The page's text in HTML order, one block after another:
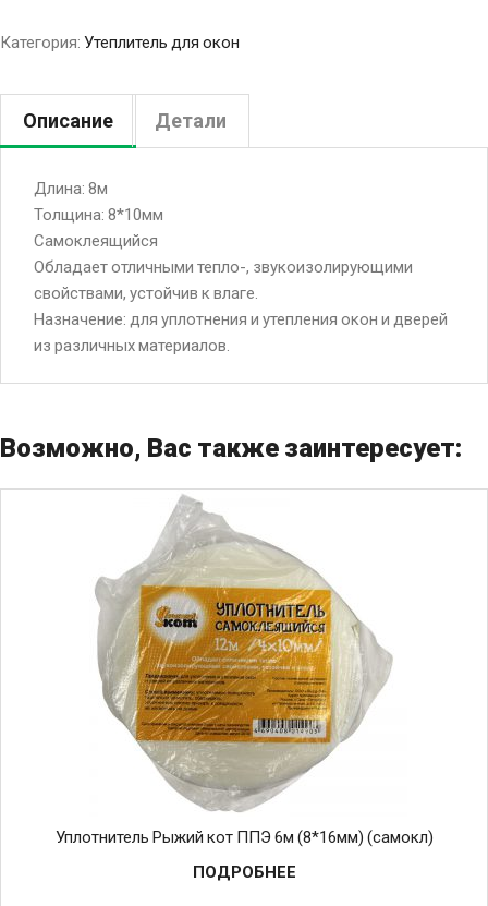
Категория: Утеплитель для окон
Описание Детали
Длина: 8м
Толщина: 8*10мм
Самоклеящийся
Обладает отличными тепло-, звукоизолирующими
свойствами, устойчив к влаге.
Назначение: для уплотнения и утепления окон и дверей
из различных материалов.
Возможно, Вас также заинтересует:
Уплотнитель Рыжий кот ППЭ 6м (8*16мм) (самокл)
ПОДРОБНЕЕ